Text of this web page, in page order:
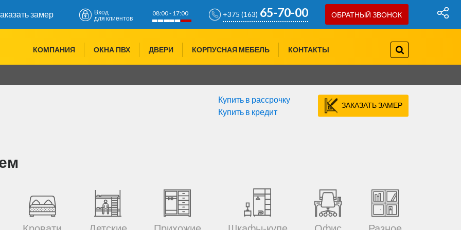
замер
Вход
для клиентов
08:00 - 17:00 +375 (163) 65-70-00
757-97-07
778-80-66
ОБРАТНЫЙ ЗВОНОК
КОМПАНИЯ ОКНА ПВХ ДВЕРИ КОРПУСНАЯ МЕБЕЛЬ КОНТАКТЫ
Купить в рассрочку
Купить в кредит
ЗАКАЗАТЬ ЗАМЕР